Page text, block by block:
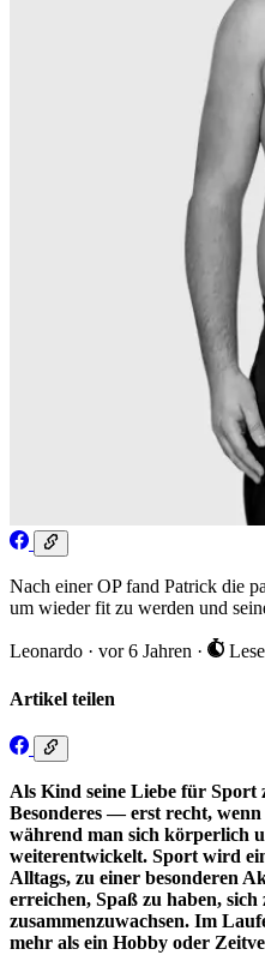
Nach einer OP fand Patrick die
um wieder fit zu werden und
Leonardo · vor 6 Jahren ·
Artikel teilen
Als Kind seine Liebe für Sport
Besonderes — erst recht,
während man sich körperlich
weiterentwickelt. Sport wird
Alltags, zu einer besonderen
erreichen, Spaß zu haben,
zusammenzuwachsen. Im
mehr als ein Hobby oder